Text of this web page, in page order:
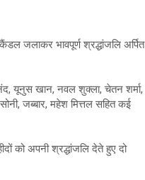
जलाकर भावपूर्ण श्रद्धांजलि अर्पित
यूनुस खान, नवल शुक्ला, चेतन शर्मा,
जब्बार, महेश मित्तल सहित कई
को अपनी श्रद्धांजलि देते हुए दो